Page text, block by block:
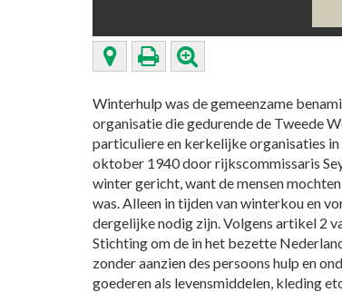
Winterhulp was de gemeenzame
organisatie die gedurende de Tweede
particuliere en kerkelijke organisaties
oktober 1940 door rijkscommissaris
winter gericht, want de mensen
was. Alleen in tijden van winterkou en
dergelijke nodig zijn. Volgens artikel 2
Stichting om de in het bezette
zonder aanzien des persoons hulp en
goederen als levensmiddelen, kleding